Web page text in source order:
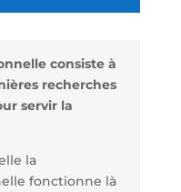
consiste à
recherches
servir la
la
fonctionne là